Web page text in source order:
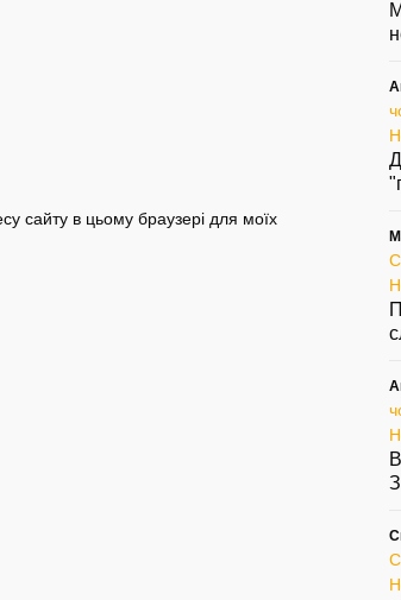
сайту в цьому браузері для моїх